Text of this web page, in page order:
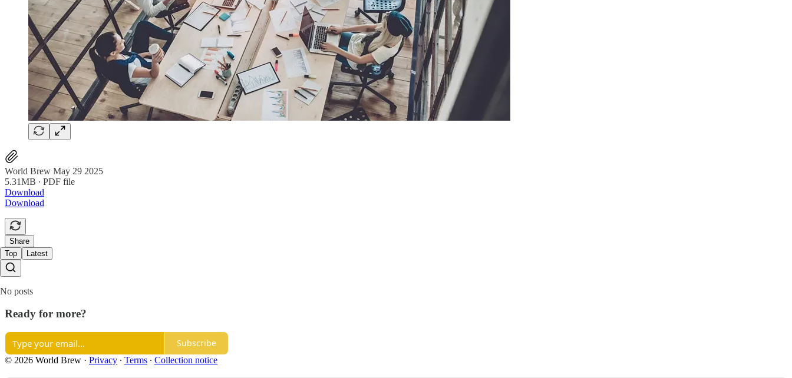
World Brew May 29 2025
5.31MB ∙ PDF file
Download
Download
Share
Top
Latest
No posts
Ready for more?
Subscribe
© 2026 World Brew · Privacy ∙ Terms ∙ Collection notice